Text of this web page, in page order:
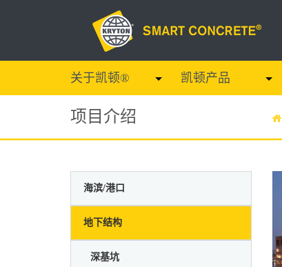
关于凯顿® 凯顿产品
项目介绍
海滨/港口
地下结构
⠀深基坑